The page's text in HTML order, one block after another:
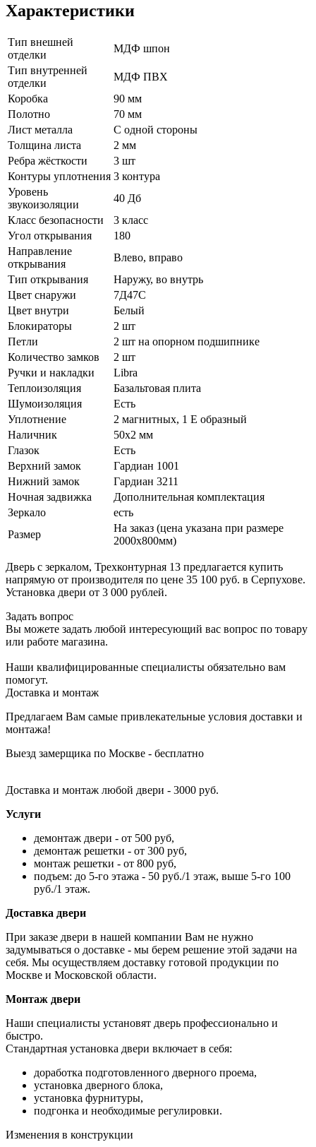
Характеристики
Тип внешней
отделки
МДФ шпон
Тип внутренней
отделки
МДФ ПВХ
Коробка
90 мм
Полотно
70 мм
Лист металла
С одной стороны
Толщина листа
2 мм
Ребра жёсткости
3 шт
Контуры уплотнения 3 контура
Уровень
звукоизоляции
40 Дб
Класс безопасности
3 класс
Угол открывания
180
Направление
открывания
Влево, вправо
Тип открывания
Наружу, во внутрь
Цвет снаружи
7Д47С
Цвет внутри
Белый
Блокираторы
2 шт
Петли
2 шт на опорном подшипнике
Количество замков
2 шт
Ручки и накладки
Libra
Теплоизоляция
Базальтовая плита
Шумоизоляция
Есть
Уплотнение
2 магнитных, 1 Е образный
Наличник
50х2 мм
Глазок
Есть
Верхний замок
Гардиан 1001
Нижний замок
Гардиан 3211
Ночная задвижка
Дополнительная комплектация
Зеркало
есть
Размер
На заказ (цена указана при размере
2000х800мм)
Дверь с зеркалом, Трехконтурная 13 предлагается купить
напрямую от производителя по цене 35 100 руб. в Серпухове.
Установка двери от 3 000 рублей.
Задать вопрос
Вы можете задать любой интересующий вас вопрос по товару
или работе магазина.
Наши квалифицированные специалисты обязательно вам
помогут.
Доставка и монтаж
Предлагаем Вам самые привлекательные условия доставки и
монтажа!
Выезд замерщика по Москве - бесплатно
Доставка и монтаж любой двери - 3000 руб.
Услуги
демонтаж двери - от 500 руб,
демонтаж решетки - от 300 руб,
монтаж решетки - от 800 руб,
подъем: до 5-го этажа - 50 руб./1 этаж, выше 5-го 100
руб./1 этаж.
Доставка двери
При заказе двери в нашей компании Вам не нужно
задумываться о доставке - мы берем решение этой задачи на
себя. Мы осуществляем доставку готовой продукции по
Москве и Московской области.
Монтаж двери
Наши специалисты установят дверь профессионально и
быстро.
Стандартная установка двери включает в себя:
доработка подготовленного дверного проема,
установка дверного блока,
установка фурнитуры,
подгонка и необходимые регулировки.
Изменения в конструкции